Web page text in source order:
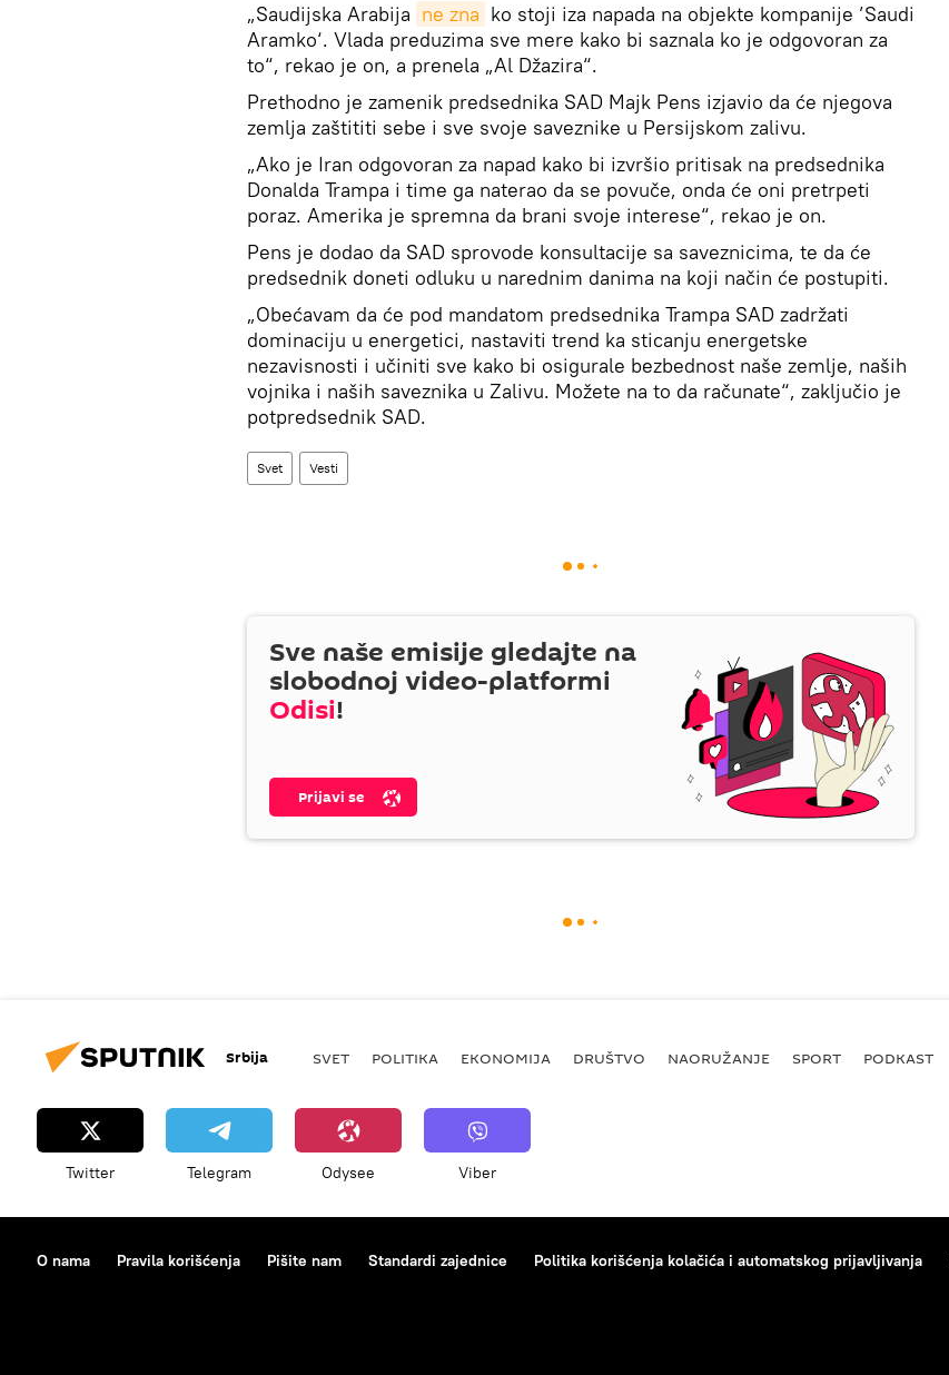
„Saudijska Arabija ne zna ko stoji iza napada na objekte kompanije ’Saudi
Aramko‘. Vlada preduzima sve mere kako bi saznala ko je odgovoran za
to“, rekao je on, a prenela „Al Džazira“.
Prethodno je zamenik predsednika SAD Majk Pens izjavio da će njegova
zemlja zaštititi sebe i sve svoje saveznike u Persijskom zalivu.
„Ako je Iran odgovoran za napad kako bi izvršio pritisak na predsednika
Donalda Trampa i time ga naterao da se povuče, onda će oni pretrpeti
poraz. Amerika je spremna da brani svoje interese“, rekao je on.
Pens je dodao da SAD sprovode konsultacije sa saveznicima, te da će
predsednik doneti odluku u narednim danima na koji način će postupiti.
„Obećavam da će pod mandatom predsednika Trampa SAD zadržati
dominaciju u energetici, nastaviti trend ka sticanju energetske
nezavisnosti i učiniti sve kako bi osigurale bezbednost naše zemlje, naših
vojnika i naših saveznika u Zalivu. Možete na to da računate“, zaključio je
potpredsednik SAD.
Svet Vesti
Sve naše emisije gledajte na
slobodnoj video-platformi
Odisi!
Prijavi se
Srbija SVET POLITIKA EKONOMIJA DRUŠTVO NAORUŽANJE SPORT PODKAST
Twitter Telegram Odysee Viber
O nama Pravila korišćenja Pišite nam Standardi zajednice Politika korišćenja kolačića i automatskog prijavljivanja